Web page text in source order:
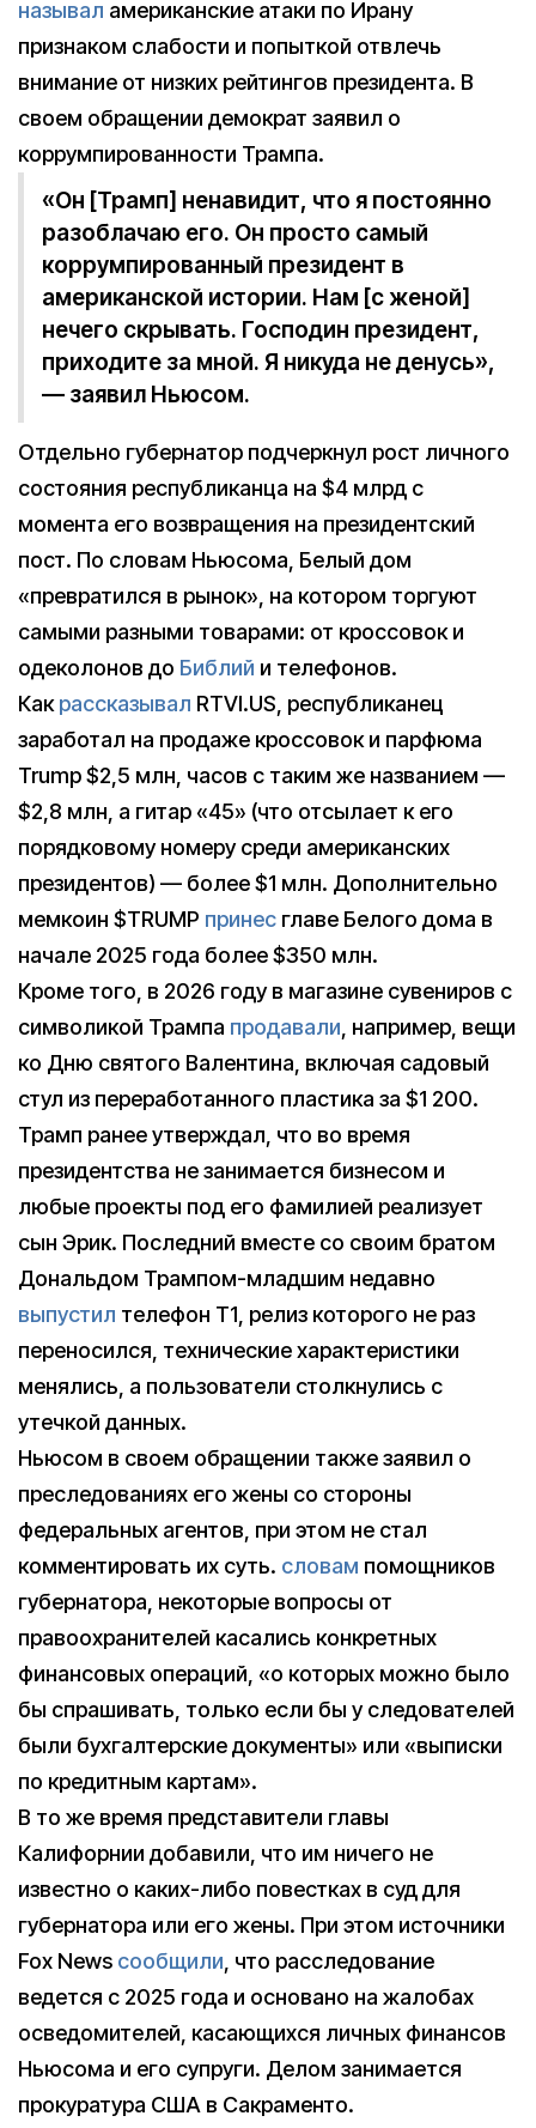
называл американские атаки по Ирану
признаком слабости и попыткой отвлечь
внимание от низких рейтингов президента. В
своем обращении демократ заявил о
коррумпированности Трампа.
«Он [Трамп] ненавидит, что я постоянно
разоблачаю его. Он просто самый
коррумпированный президент в
американской истории. Нам [с женой]
нечего скрывать. Господин президент,
приходите за мной. Я никуда не денусь»,
— заявил Ньюсом.
Отдельно губернатор подчеркнул рост личного
состояния республиканца на $4 млрд с
момента его возвращения на президентский
пост. По словам Ньюсома, Белый дом
«превратился в рынок», на котором торгуют
самыми разными товарами: от кроссовок и
одеколонов до Библий и телефонов.
Какрассказывал RTVI.US, республиканец
заработал на продаже кроссовок и парфюма
Trump $2,5 млн, часов с таким же названием —
$2,8 млн, а гитар «45» (что отсылает к его
порядковому номеру среди американских
президентов) — более $1 млн. Дополнительно
мемкоин $TRUMP принес главе Белого дома в
начале 2025 года более $350 млн.
Кроме того, в 2026 году в магазине сувениров с
символикой Трампа продавали, например, вещи
ко Дню святого Валентина, включая садовый
стул из переработанного пластика за $1 200.
Трамп ранее утверждал, что во время
президентства не занимается бизнесом и
любые проекты под его фамилией реализует
сын Эрик. Последний вместе со своим братом
Дональдом Трампом-младшим недавно
выпустил телефон Т1, релиз которого не раз
переносился, технические характеристики
менялись, а пользователи столкнулись с
утечкой данных.
Ньюсом в своем обращении также заявил о
преследованиях его жены со стороны
федеральных агентов, при этом не стал
комментировать их суть. словам помощников
губернатора, некоторые вопросы от
правоохранителей касались конкретных
финансовых операций, «о которых можно было
бы спрашивать, только если бы у следователей
были бухгалтерские документы» или «выписки
по кредитным картам».
В то же время представители главы
Калифорнии добавили, что им ничего не
известно о каких-либо повестках в суд для
губернатора или его жены. При этом источники
Fox News сообщили, что расследование
ведется с 2025 года и основано на жалобах
осведомителей, касающихся личных финансов
Ньюсома и его супруги. Делом занимается
прокуратура США в Сакраменто.